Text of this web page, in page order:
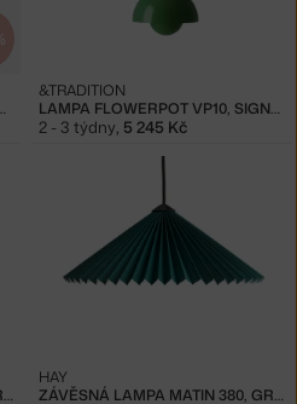
BROWN / KHAKI LAMPA FLOWERPOT VP10, SIGNAL GREEN
&TRADITION
2 - 3 týdny, 5 245 Kč
ZÁVĚSNÁ LAMPA MATIN 300, GREEN ZÁVĚSNÁ LAMPA MATIN 380, GREEN
HAY